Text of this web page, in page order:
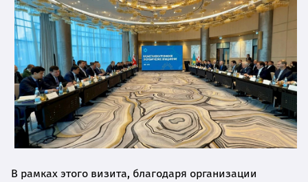
В рамках этого визита, благодаря организации